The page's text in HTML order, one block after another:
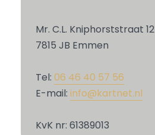
Mr. C.L. Kniphorststraat 12
7815 JB Emmen
Tel: 06 46 40 57 56
E-mail: info@kartnet.nl
KvK nr: 61389013